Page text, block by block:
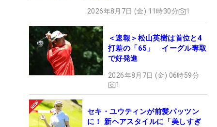
2026年8月7日 (金) 11時30分 1
＜速報＞松山英樹は首位と4
打差の「65」 イーグル奪取
で好発進
2026年8月7日 (金) 06時59分
1
セキ・ユウティンが前髪パッツン
に！ 新ヘアスタイルに「美しすぎ